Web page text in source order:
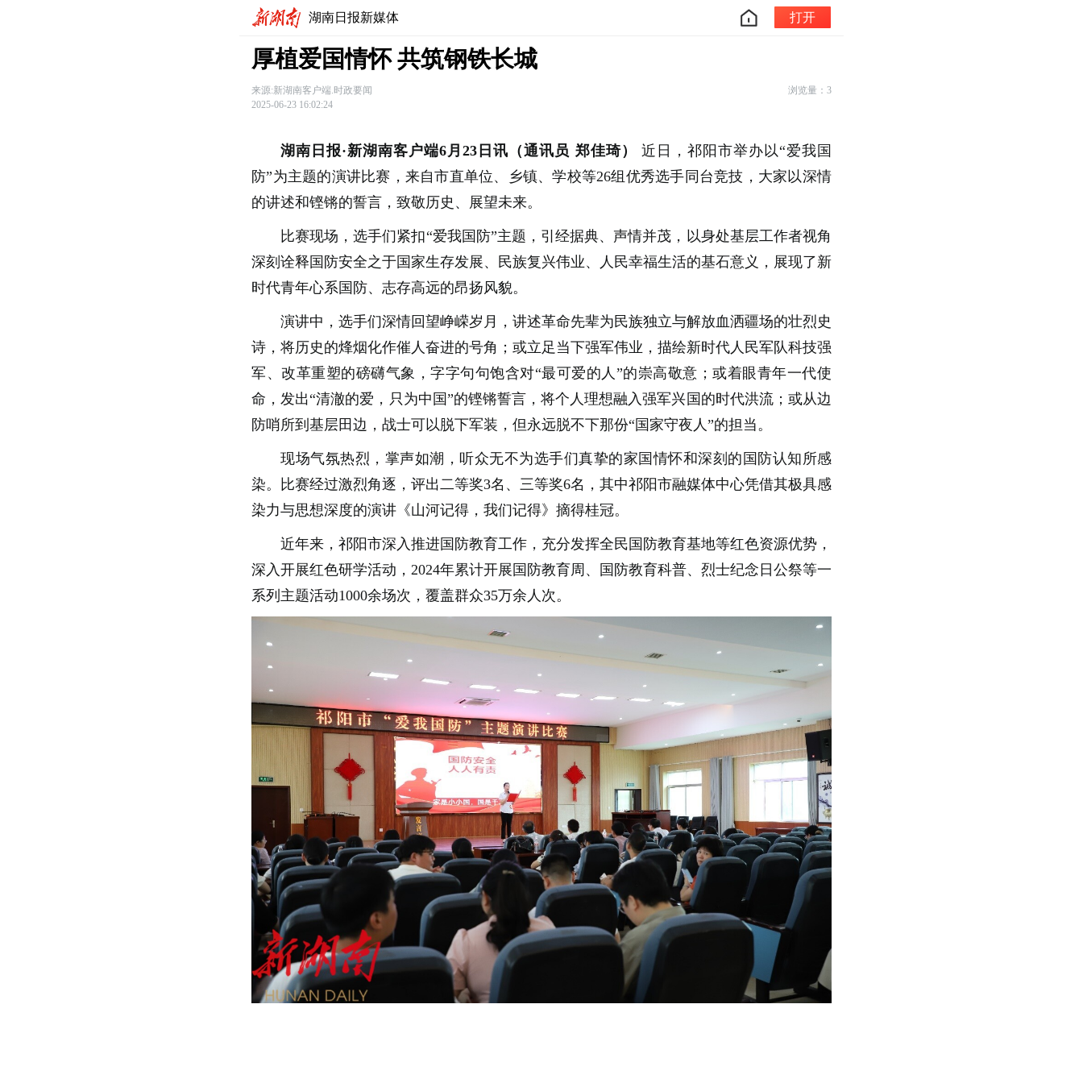
湖南日报新媒体 打开
厚植爱国情怀 共筑钢铁长城
来源:新湖南客户端.时政要闻
浏览量：3
2025-06-23 16:02:24
湖南日报·新湖南客户端6月23日讯（通讯员 郑佳琦）
近日，祁阳市举办以“爱我国
防”为主题的演讲比赛，来自市直单位、乡镇、学校等26组优秀选手同台竞技，大家以深情
的讲述和铿锵的誓言，致敬历史、展望未来。
比赛现场，选手们紧扣“爱我国防”主题，引经据典、声情并茂，以身处基层工作者视角
深刻诠释国防安全之于国家生存发展、民族复兴伟业、人民幸福生活的基石意义，展现了新
时代青年心系国防、志存高远的昂扬风貌。
演讲中，选手们深情回望峥嵘岁月，讲述革命先辈为民族独立与解放血洒疆场的壮烈史
诗，将历史的烽烟化作催人奋进的号角；或立足当下强军伟业，描绘新时代人民军队科技强
军、改革重塑的磅礴气象，字字句句饱含对“最可爱的人”的崇高敬意；或着眼青年一代使
命，发出“清澈的爱，只为中国”的铿锵誓言，将个人理想融入强军兴国的时代洪流；或从边
防哨所到基层田边，战士可以脱下军装，但永远脱不下那份“国家守夜人”的担当。
现场气氛热烈，掌声如潮，听众无不为选手们真挚的家国情怀和深刻的国防认知所感
染。比赛经过激烈角逐，评出二等奖3名、三等奖6名，其中祁阳市融媒体中心凭借其极具感
染力与思想深度的演讲《山河记得，我们记得》摘得桂冠。
近年来，祁阳市深入推进国防教育工作，充分发挥全民国防教育基地等红色资源优势，
深入开展红色研学活动，2024年累计开展国防教育周、国防教育科普、烈士纪念日公祭等一
系列主题活动1000余场次，覆盖群众35万余人次。